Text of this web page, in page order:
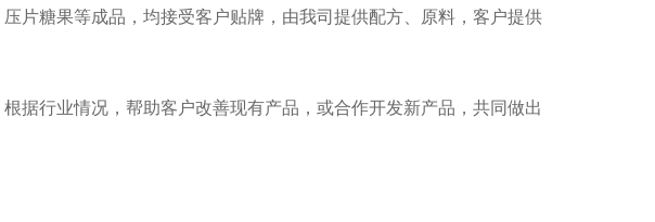
糖果等成品，均接受客户贴牌，由我司提供配方、原料，客户提供
行业情况，帮助客户改善现有产品，或合作开发新产品，共同做出